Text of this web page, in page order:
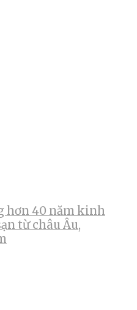
hơn 40 năm kinh
từ châu Âu,